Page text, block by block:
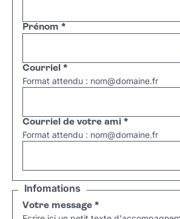
Prénom *
Courriel *
Format attendu : nom@domaine.fr
Courriel de votre ami *
Format attendu : nom@domaine.fr
Infomations
Votre message *